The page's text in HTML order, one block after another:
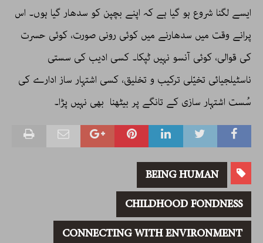
ایسے لگنا شروع ہو گیا ہے کہ اپنے بچپن کو سدھار گیا ہوں۔ اس
پرانے وقت میں سدھارنے میں کوئی رونی صورت، کوئی حسرت
کی قوالی، کوئی آنسو نہیں ٹپکا۔ کسی ادیب کی سستی
ناسٹیلجیائی تخیّلی ترکیب و تخلیق، کسی اشتہار ساز ادارے کی
سُست اشتہار سازی کے تانگے پر بیٹھنا بھی نہیں پڑا۔
BEING HUMAN
CHILDHOOD FONDNESS
CONNECTING WITH ENVIRONMENT